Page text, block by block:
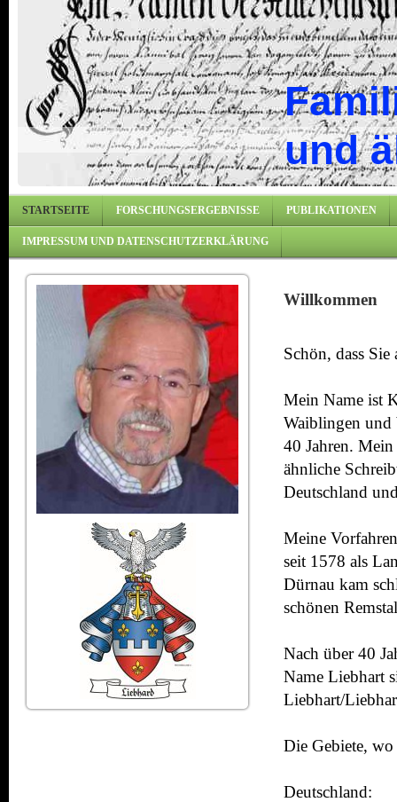
und
STARTSEITE FORSCHUNGSERGEBNISSE PUBLIKATIONEN
IMPRESSUM UND DATENSCHUTZERKLÄRUNG
Willkommen
Schön, dass Sie
Mein Name ist
Waiblingen und
40 Jahren.
ähnliche
Deutschland
Meine
seit 1578 als
Dürnau kam
schönen Remstal
Nach über 40
Name Liebhart
Liebhart/
Die Gebiete,
Deutschland: